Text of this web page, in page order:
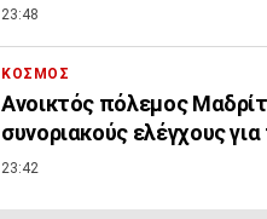
23:48
ΚΟΣΜΟΣ
Ανοικτός πόλεμος
συνοριακούς ελέγχους
23:42